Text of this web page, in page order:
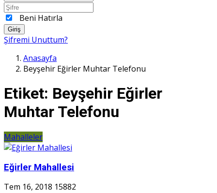
Beni Hatırla
Giriş
Şifremi Unuttum?
Anasayfa
Beyşehir Eğirler Muhtar Telefonu
Etiket: Beyşehir Eğirler
Muhtar Telefonu
Mahalleler
Eğirler Mahallesi
Tem 16, 2018 15882